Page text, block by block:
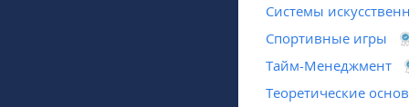
Системы
Спортивные игры
Тайм-Менеджмент
Теоретические